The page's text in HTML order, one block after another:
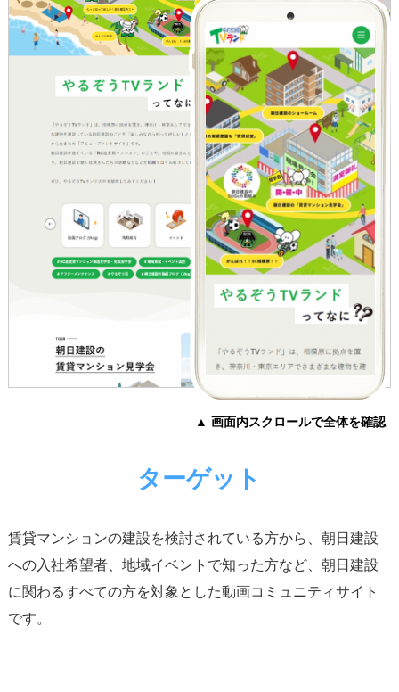
▲ 画面内スクロールで全体を確認
ターゲット
賃貸マンションの建設を検討されている方から、朝日建設
への入社希望者、地域イベントで知った方など、朝日建設
に関わるすべての方を対象とした動画コミュニティサイト
です。